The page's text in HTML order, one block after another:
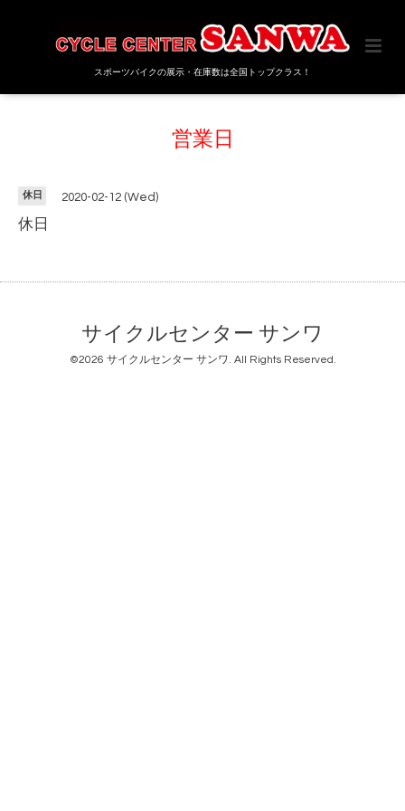
スポーツバイクの展示・在庫数は全国トップクラス！
営業日
休日 2020-02-12 (Wed)
休日
サイクルセンター サンワ
©2026 サイクルセンター サンワ. All Rights Reserved.